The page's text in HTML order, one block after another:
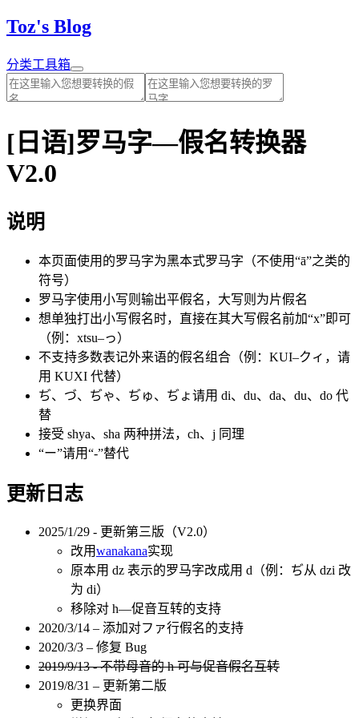
Toz's Blog
分类工具箱
[日语]罗马字—假名转换器
V2.0
说明
本页面使用的罗马字为黑本式罗马字（不使用“ā”之类的
符号）
罗马字使用小写则输出平假名，大写则为片假名
想单独打出小写假名时，直接在其大写假名前加“x”即可
（例：xtsu–っ）
不支持多数表记外来语的假名组合（例：KUI–クィ，请
用 KUXI 代替）
ぢ、づ、ぢゃ、ぢゅ、ぢょ请用 di、du、da、du、do 代
替
接受 shya、sha 两种拼法，ch、j 同理
“ー”请用“-”替代
更新日志
2025/1/29 - 更新第三版（V2.0）
改用wanakana实现
原本用 dz 表示的罗马字改成用 d（例：ぢ从 dzi 改
为 di）
移除对 h—促音互转的支持
2020/3/14 – 添加对ファ行假名的支持
2020/3/3 – 修复 Bug
2019/9/13 - 不带母音的 h 可与促音假名互转
2019/8/31 – 更新第二版
更换界面